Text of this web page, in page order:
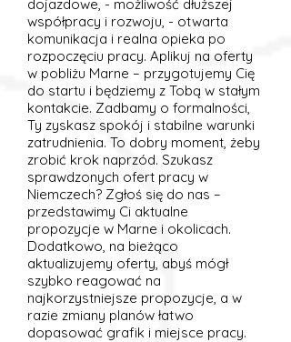
dojazdowe, - możliwość dłuższej
współpracy i rozwoju, - otwarta
komunikacja i realna opieka po
rozpoczęciu pracy. Aplikuj na oferty
w pobliżu Marne – przygotujemy Cię
do startu i będziemy z Tobą w stałym
kontakcie. Zadbamy o formalności,
Ty zyskasz spokój i stabilne warunki
zatrudnienia. To dobry moment, żeby
zrobić krok naprzód. Szukasz
sprawdzonych ofert pracy w
Niemczech? Zgłoś się do nas –
przedstawimy Ci aktualne
propozycje w Marne i okolicach.
Dodatkowo, na bieżąco
aktualizujemy oferty, abyś mógł
szybko reagować na
najkorzystniejsze propozycje, a w
razie zmiany planów łatwo
dopasować grafik i miejsce pracy.